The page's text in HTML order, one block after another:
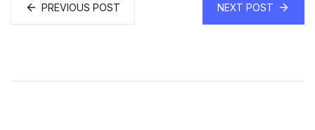
PREVIOUS POST NEXT POST